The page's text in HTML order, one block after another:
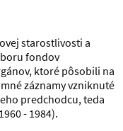
starostlivosti a
fondov
ktoré pôsobili na
záznamy vzniknuté
predchodcu, teda
- 1984).